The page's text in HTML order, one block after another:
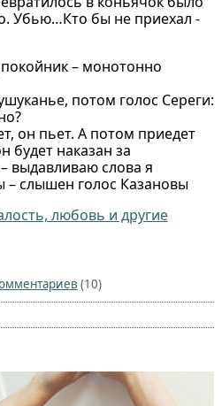
Убью…Кто бы не приехал -
– монотонно
потом голос Сереги:
он пьет. А потом приедет
будет наказан за
выдавливаю слова я
– слышен голос Казановы
любовь и другие
(10)